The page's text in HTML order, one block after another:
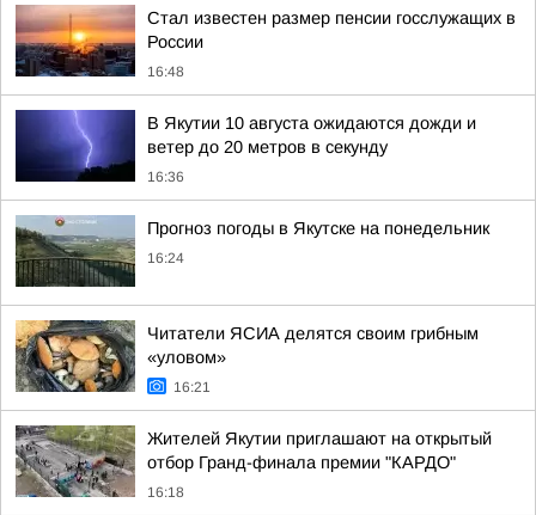
Стал известен размер пенсии госслужащих в
России
16:48
В Якутии 10 августа ожидаются дожди и
ветер до 20 метров в секунду
16:36
Прогноз погоды в Якутске на понедельник
16:24
Читатели ЯСИА делятся своим грибным
«уловом»
16:21
Жителей Якутии приглашают на открытый
отбор Гранд-финала премии "КАРДО"
16:18